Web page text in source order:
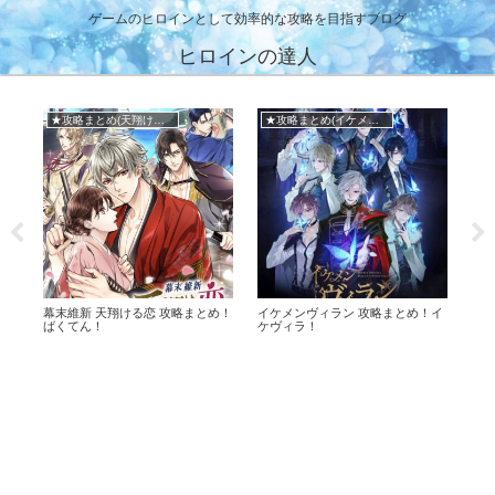
ゲームのヒロインとして効率的な攻略を目指すブログ
ヒロインの達人
★攻略まとめ(王子EK)
王子様のプロポーズEK イベント攻
略！ラブ度数値＆選択肢まとめ！
■メビウス・コード
メビウスコード 攻略まとめ！
+ONE byイケメンシリーズ